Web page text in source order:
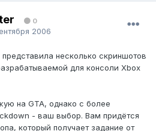
0
2006
представила несколько скриншотов
для консоли Xbox
на GTA, однако с более
- ваш выбор. Вам придётся
который получает задание от